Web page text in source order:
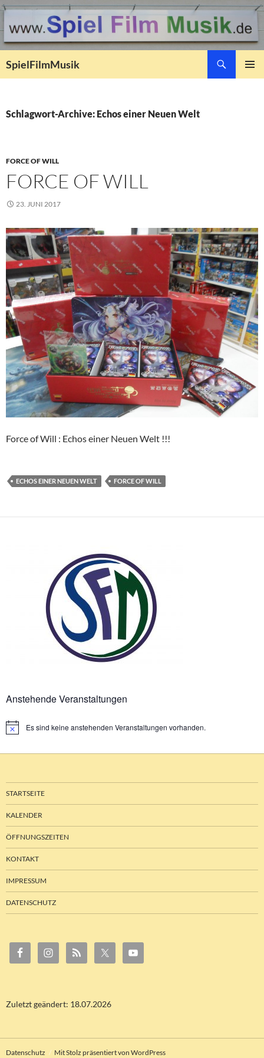
SpielFilmMusik
Schlagwort-Archive: Echos einer Neuen Welt
FORCE OF WILL
FORCE OF WILL
23. JUNI 2017
Force of Will : Echos einer Neuen Welt !!!
ECHOS EINER NEUEN WELT FORCE OF WILL
Anstehende Veranstaltungen
HinweisEs sind keine anstehenden Veranstaltungen vorhanden.
STARTSEITE
KALENDER
ÖFFNUNGSZEITEN
KONTAKT
IMPRESSUM
DATENSCHUTZ
Zuletzt geändert: 18.07.2026
Datenschutz Mit Stolz präsentiert von WordPress